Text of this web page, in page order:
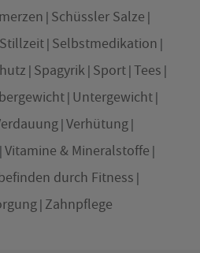
Schüssler Salze
Selbstmedikation
Spagyrik Sport Tees
Untergewicht
Verhütung
Vitamine & Mineralstoffe
durch Fitness
Zahnpflege